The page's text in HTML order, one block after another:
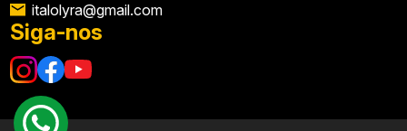
italolyra@gmail.com
Siga-nos